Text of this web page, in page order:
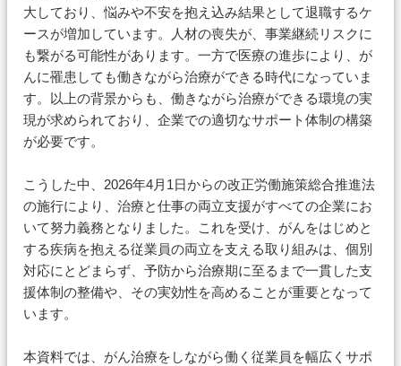
大しており、悩みや不安を抱え込み結果として退職するケ
ースが増加しています。人材の喪失が、事業継続リスクに
も繋がる可能性があります。一方で医療の進歩により、が
んに罹患しても働きながら治療ができる時代になっていま
す。以上の背景からも、働きながら治療ができる環境の実
現が求められており、企業での適切なサポート体制の構築
が必要です。
こうした中、2026年4月1日からの改正労働施策総合推進法
の施行により、治療と仕事の両立支援がすべての企業にお
いて努力義務となりました。これを受け、がんをはじめと
する疾病を抱える従業員の両立を支える取り組みは、個別
対応にとどまらず、予防から治療期に至るまで一貫した支
援体制の整備や、その実効性を高めることが重要となって
います。
本資料では、がん治療をしながら働く従業員を幅広くサポ